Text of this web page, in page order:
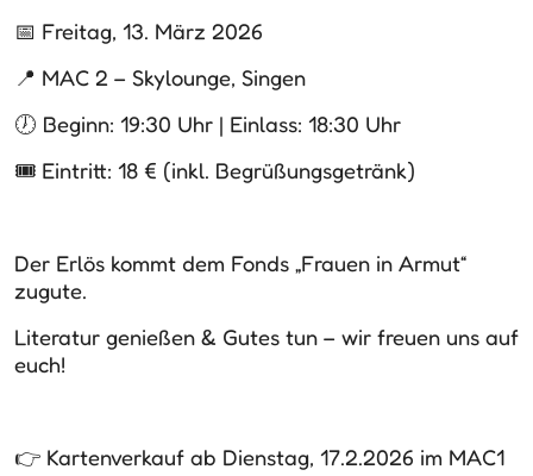
📅 Freitag, 13. März 2026
📍 MAC 2 – Skylounge, Singen
🕖 Beginn: 19:30 Uhr | Einlass: 18:30 Uhr
🎟️ Eintritt: 18 € (inkl. Begrüßungsgetränk)
Der Erlös kommt dem Fonds „Frauen in Armut“
zugute.
Literatur genießen & Gutes tun – wir freuen uns auf
euch!
👉 Kartenverkauf ab Dienstag, 17.2.2026 im MAC1